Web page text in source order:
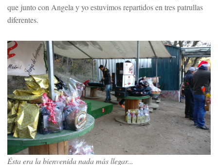
que junto con Angela y yo estuvimos repartidos en tres patrullas
diferentes.
Ésta era la bienvenida nada más llegar...